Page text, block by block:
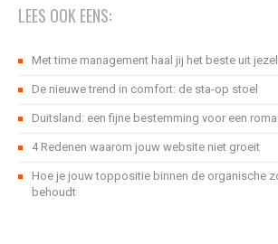
LEES OOK EENS:
Met time management haal jij het beste uit
De nieuwe trend in comfort: de sta-op stoel
Duitsland: een fijne bestemming voor een
4 Redenen waarom jouw website niet groeit
Hoe je jouw toppositie binnen de organische
behoudt